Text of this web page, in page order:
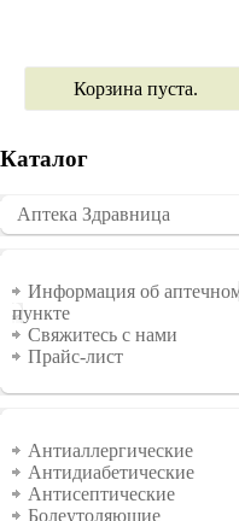
Корзина пуста.
Каталог
�������
Аптека Здравница
Информация
Информация об
пункте
Свяжитесь с нами
Прайс-лист
Группы
Антиаллергические
Антидиабетические
Антисептические
Болеутоляющие